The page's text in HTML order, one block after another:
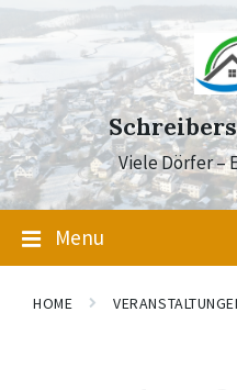
content
main
navigation
footer
Viele Dörfer –
Menu
HOME